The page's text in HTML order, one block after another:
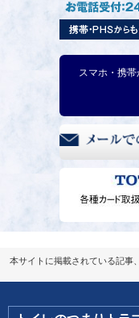
スマホ・携
本サイトに掲載されている記事